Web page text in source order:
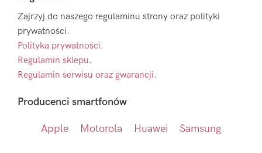
Zajrzyj do naszego regulaminu strony oraz polityki
prywatności.
Polityka prywatności.
Regulamin sklepu.
Regulamin serwisu oraz gwarancji.
Producenci smartfonów
Apple Motorola Huawei Samsung